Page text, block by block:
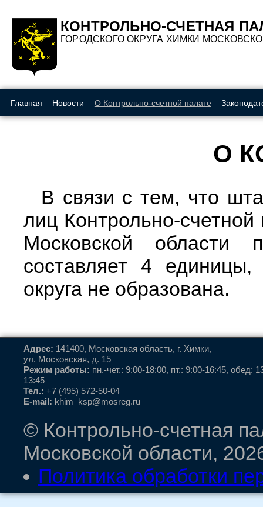
КОНТРОЛЬНО-СЧЕТНАЯ
ГОРОДСКОГО ОКРУГА ХИМКИ
Главная Новости О Контрольно-счетной палате
О
В связи с тем, что
лиц Контрольно-счетной
Московской области
составляет 4
округа не образована.
Адрес: 141400, Московская область, г. Химки,
ул. Московская, д. 15
Режим работы: пн.-чет.: 9:00-18:00, пт.: 9:00-16:45, обед:
13:45
Тел.: +7 (495) 572-50-04
E-mail: khim_ksp@mosreg.ru
© Контрольно-счетная
Московской области,
Политика обработки